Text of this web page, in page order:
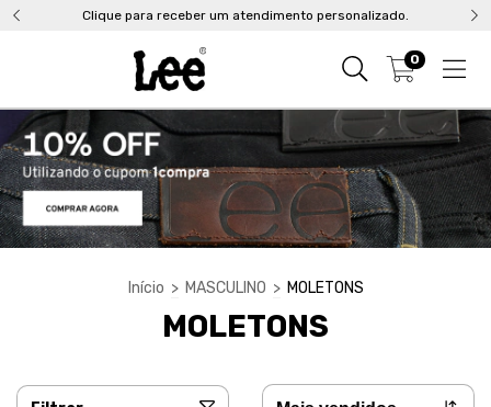
Clique para receber um atendimento personalizado.
0
Início > MASCULINO > MOLETONS
MOLETONS